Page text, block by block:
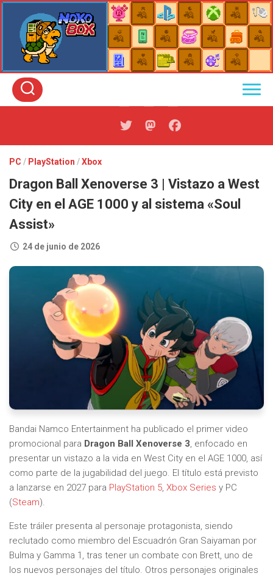
Skip
content
PC / PlayStation /Xbox
Dragon Ball Xenoverse 3 | Vistazo a West
City en el AGE 1000 y al sistema «Soul
Assist»
24 de junio de 2026
Bandai Namco Entertainment ha publicado el primer video
promocional para Dragon Ball Xenoverse 3, enfocado en
presentar un vistazo a la vida en West City en el AGE 1000, así
como parte de la jugabilidad del juego. El título está previsto
a lanzarse en 2027 para PlayStation 5, Xbox Series y PC
(Steam).
Este tráiler presenta al personaje protagonista, siendo
reclutado como miembro del Escuadrón Gran Saiyaman por
Bulma y Gamma 1, tras tener un combate con Brett, uno de
los nuevos personajes del título. Otros personajes originales